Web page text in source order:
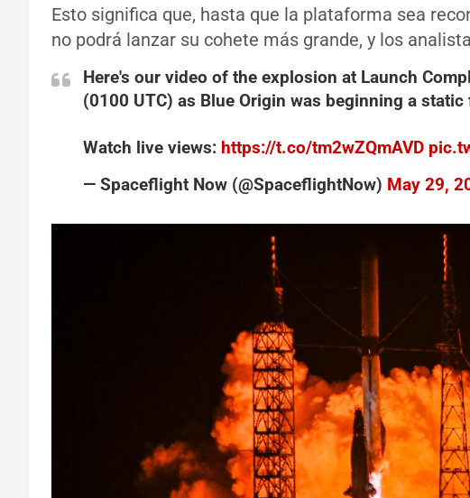
Esto significa que, hasta que la plataforma sea
no podrá lanzar su cohete más grande, y los
Here's our video of the explosion at Launch
(0100 UTC) as Blue Origin was beginning a
Watch live views: https://t.co/tm2wZQmAVD
— Spaceflight Now (@SpaceflightNow) May 29,